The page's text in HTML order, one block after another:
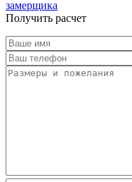
замерщика
Получить расчет